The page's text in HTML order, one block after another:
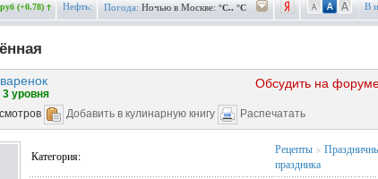
(+0.78) Нефть: Погода: Ночью в Москве: °C.. °C В
Обсудить на
3 уровня
Добавить в кулинарную книгу Распечатать
Категория: Рецепты >
праздника